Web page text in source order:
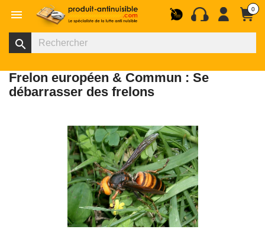
 0
search
Frelon européen & Commun : Se
débarrasser des frelons